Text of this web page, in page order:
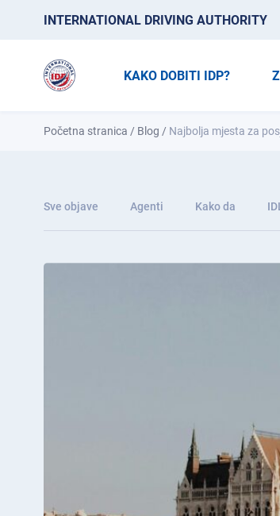
INTERNATIONAL DRIVING AUTHORITY
KAKO DOBITI IDP?
Početna stranica / Blog / Najbolja mjesta za
Sve objave Agenti Kako da